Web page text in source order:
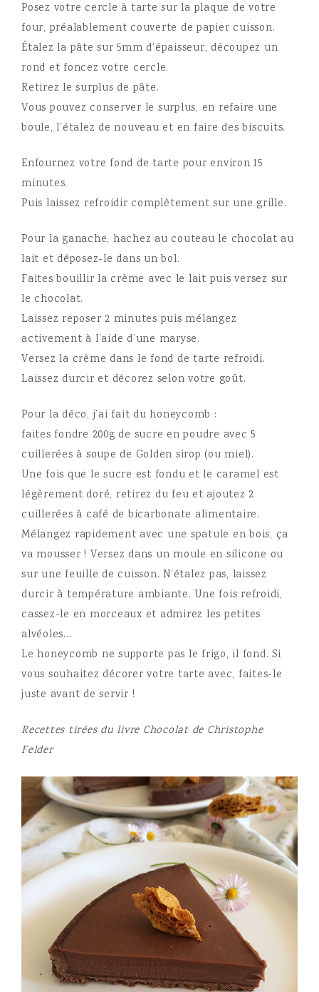
Posez votre cercle à tarte sur la plaque de votre
four, préalablement couverte de papier cuisson.
Étalez la pâte sur 5mm d’épaisseur, découpez un
rond et foncez votre cercle.
Retirez le surplus de pâte.
Vous pouvez conserver le surplus, en refaire une
boule, l’étalez de nouveau et en faire des biscuits.
Enfournez votre fond de tarte pour environ 15
minutes.
Puis laissez refroidir complètement sur une grille.
Pour la ganache, hachez au couteau le chocolat au
lait et déposez-le dans un bol.
Faites bouillir la crème avec le lait puis versez sur
le chocolat.
Laissez reposer 2 minutes puis mélangez
activement à l’aide d’une maryse.
Versez la crème dans le fond de tarte refroidi.
Laissez durcir et décorez selon votre goût.
Pour la déco, j’ai fait du honeycomb :
faites fondre 200g de sucre en poudre avec 5
cuillerées à soupe de Golden sirop (ou miel).
Une fois que le sucre est fondu et le caramel est
légèrement doré, retirez du feu et ajoutez 2
cuillerées à café de bicarbonate alimentaire.
Mélangez rapidement avec une spatule en bois, ça
va mousser ! Versez dans un moule en silicone ou
sur une feuille de cuisson. N’étalez pas, laissez
durcir à température ambiante. Une fois refroidi,
cassez-le en morceaux et admirez les petites
alvéoles…
Le honeycomb ne supporte pas le frigo, il fond. Si
vous souhaitez décorer votre tarte avec, faites-le
juste avant de servir !
Recettes tirées du livre Chocolat de Christophe
Felder